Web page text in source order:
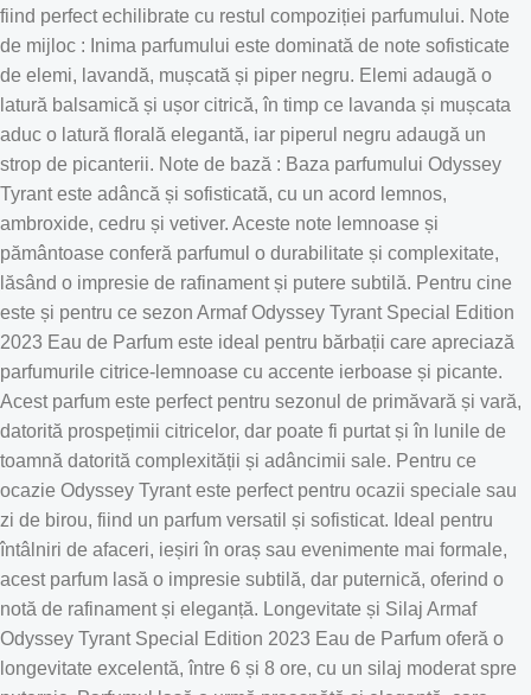
fiind perfect echilibrate cu restul compoziției parfumului. Note
de mijloc : Inima parfumului este dominată de note sofisticate
de elemi, lavandă, mușcată și piper negru. Elemi adaugă o
latură balsamică și ușor citrică, în timp ce lavanda și mușcata
aduc o latură florală elegantă, iar piperul negru adaugă un
strop de picanterii. Note de bază : Baza parfumului Odyssey
Tyrant este adâncă și sofisticată, cu un acord lemnos,
ambroxide, cedru și vetiver. Aceste note lemnoase și
pământoase conferă parfumul o durabilitate și complexitate,
lăsând o impresie de rafinament și putere subtilă. Pentru cine
este și pentru ce sezon Armaf Odyssey Tyrant Special Edition
2023 Eau de Parfum este ideal pentru bărbații care apreciază
parfumurile citrice-lemnoase cu accente ierboase și picante.
Acest parfum este perfect pentru sezonul de primăvară și vară,
datorită prospețimii citricelor, dar poate fi purtat și în lunile de
toamnă datorită complexității și adâncimii sale. Pentru ce
ocazie Odyssey Tyrant este perfect pentru ocazii speciale sau
zi de birou, fiind un parfum versatil și sofisticat. Ideal pentru
întâlniri de afaceri, ieșiri în oraș sau evenimente mai formale,
acest parfum lasă o impresie subtilă, dar puternică, oferind o
notă de rafinament și eleganță. Longevitate și Silaj Armaf
Odyssey Tyrant Special Edition 2023 Eau de Parfum oferă o
longevitate excelentă, între 6 și 8 ore, cu un silaj moderat spre